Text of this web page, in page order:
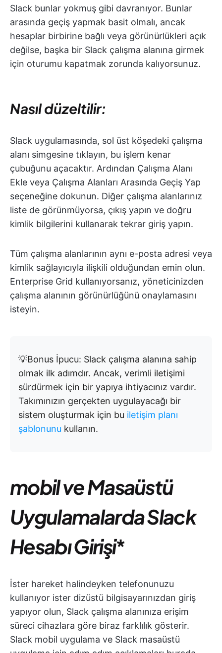
Slack bunlar yokmuş gibi davranıyor. Bunlar
arasında geçiş yapmak basit olmalı, ancak
hesaplar birbirine bağlı veya görünürlükleri açık
değilse, başka bir Slack çalışma alanına girmek
için oturumu kapatmak zorunda kalıyorsunuz.
Nasıl düzeltilir:
Slack uygulamasında, sol üst köşedeki çalışma
alanı simgesine tıklayın, bu işlem kenar
çubuğunu açacaktır. Ardından Çalışma Alanı
Ekle veya Çalışma Alanları Arasında Geçiş Yap
seçeneğine dokunun. Diğer çalışma alanlarınız
liste de görünmüyorsa, çıkış yapın ve doğru
kimlik bilgilerini kullanarak tekrar giriş yapın.
Tüm çalışma alanlarının aynı e-posta adresi veya
kimlik sağlayıcıyla ilişkili olduğundan emin olun.
Enterprise Grid kullanıyorsanız, yöneticinizden
çalışma alanının görünürlüğünü onaylamasını
isteyin.
💡Bonus İpucu: Slack çalışma alanına sahip
olmak ilk adımdır. Ancak, verimli iletişimi
sürdürmek için bir yapıya ihtiyacınız vardır.
Takımınızın gerçekten uygulayacağı bir
sistem oluşturmak için bu iletişim planı
şablonunu kullanın.
mobil ve Masaüstü
Uygulamalarda Slack
Hesabı Girişi*
İster hareket halindeyken telefonunuzu
kullanıyor ister dizüstü bilgisayarınızdan giriş
yapıyor olun, Slack çalışma alanınıza erişim
süreci cihazlara göre biraz farklılık gösterir.
Slack mobil uygulama ve Slack masaüstü